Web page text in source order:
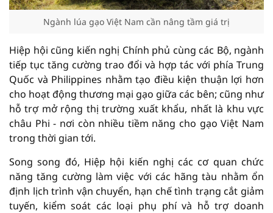
Ngành lúa gạo Việt Nam cần nâng tầm giá trị
Hiệp hội cũng kiến nghị Chính phủ cùng các Bộ, ngành
tiếp tục tăng cường trao đổi và hợp tác với phía Trung
Quốc và Philippines nhằm tạo điều kiện thuận lợi hơn
cho hoạt động thương mại gạo giữa các bên; cũng như
hỗ trợ mở rộng thị trường xuất khẩu, nhất là khu vực
châu Phi - nơi còn nhiều tiềm năng cho gạo Việt Nam
trong thời gian tới.
Song song đó, Hiệp hội kiến nghị các cơ quan chức
năng tăng cường làm việc với các hãng tàu nhằm ổn
định lịch trình vận chuyển, hạn chế tình trạng cắt giảm
tuyến, kiểm soát các loại phụ phí và hỗ trợ doanh